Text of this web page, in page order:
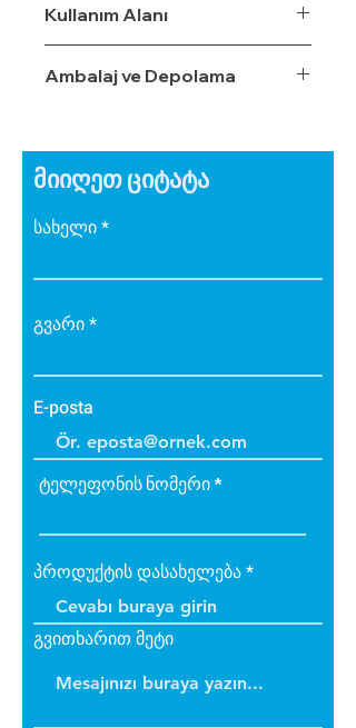
Kullanım Alanı
Ambalaj ve Depolama
მიიღეთ ციტატა
სახელი
გვარი
E-posta
ტელეფონის ნომერი
პროდუქტის დასახელება
გვითხარით მეტი